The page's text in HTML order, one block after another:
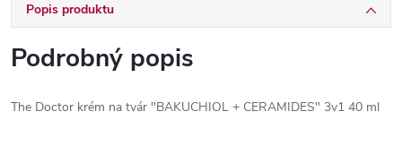
Popis produktu
Podrobný popis
The Doctor krém na tvár "BAKUCHIOL + CERAMIDES" 3v1 40 ml